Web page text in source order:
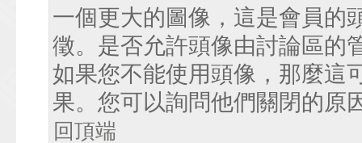
一個更大的圖像，這是會員的
徵。是否允許頭像由討論區的
如果您不能使用頭像，那麼這
果。您可以詢問他們關閉的原
回頂端